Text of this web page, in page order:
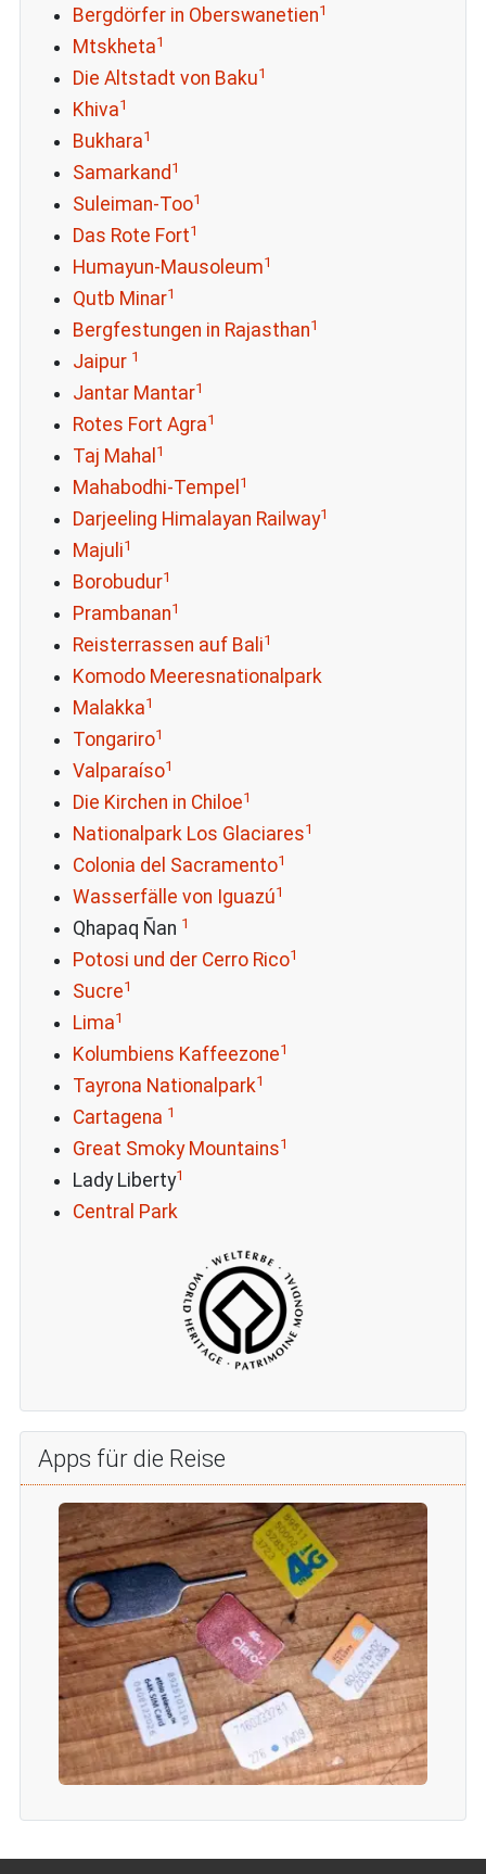
Bergdörfer in Oberswanetien1
Mtskheta1
Die Altstadt von Baku1
Khiva1
Bukhara1
Samarkand 1
Suleiman-Too1
Das Rote Fort1
Humayun-Mausoleum1
Qutb Minar1
Bergfestungen in Rajasthan1
Jaipur 1
Jantar Mantar1
Rotes Fort Agra1
Taj Mahal 1
Mahabodhi-Tempel 1
Darjeeling Himalayan Railway1
Majuli1
Borobudur1
Prambanan1
Reisterrassen auf Bali1
Komodo Meeresnationalpark
Malakka1
Tongariro1
Valparaíso1
Die Kirchen in Chiloe1
Nationalpark Los Glaciares1
Colonia del Sacramento1
Wasserfälle von Iguazú1
Qhapaq Ñan 1
Potosi und der Cerro Rico1
Sucre1
Lima1
Kolumbiens Kaffeezone1
Tayrona Nationalpark1
Cartagena 1
Great Smoky Mountains1
Lady Liberty1
Central Park
Apps für die Reise